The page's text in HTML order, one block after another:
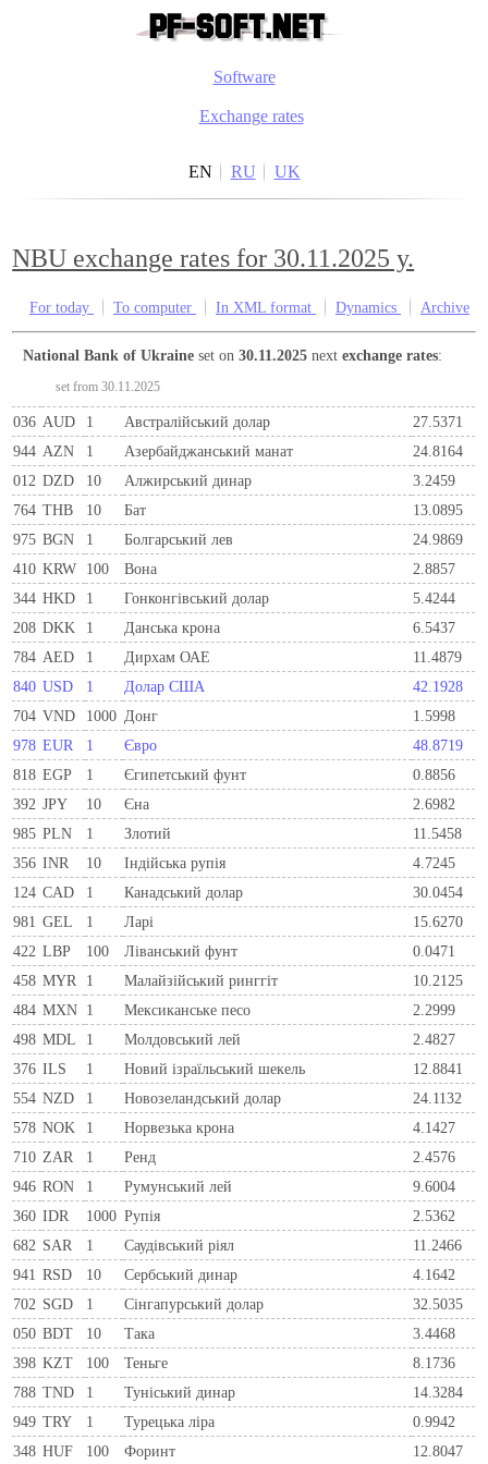
Software
Exchange rates
EN RU UK
NBU exchange rates for 30.11.2025 y.
For today To computer In XML format Dynamics Archive
National Bank of Ukraine set on30.11.2025 nextexchange rates:
set from 30.11.2025
036 AUD 1 Австралійський долар
27.5371
944 AZN 1 Азербайджанський манат
24.8164
012 DZD 10 Алжирський динар
3.2459
764 THB 10 Бат
13.0895
975 BGN 1 Болгарський лев
24.9869
410 KRW 100 Вона
2.8857
344 HKD 1 Гонконгівський долар
5.4244
208 DKK 1 Данська крона
6.5437
784 AED 1 Дирхам ОАЕ
11.4879
840 USD 1 Долар США
42.1928
704 VND 1000 Донг
1.5998
978 EUR 1 Євро
48.8719
818 EGP 1 Єгипетський фунт
0.8856
392 JPY 10 Єна
2.6982
985 PLN 1 Злотий
11.5458
356 INR 10 Індійська рупія
4.7245
124 CAD 1 Канадський долар
30.0454
981 GEL 1 Ларi
15.6270
422 LBP 100 Ліванський фунт
0.0471
458 MYR 1 Малайзійський ринггіт
10.2125
484 MXN 1 Мексиканське песо
2.2999
498 MDL 1 Молдовський лей
2.4827
376 ILS 1 Новий ізраїльський шекель
12.8841
554 NZD 1 Новозеландський долар
24.1132
578 NOK 1 Норвезька крона
4.1427
710 ZAR 1 Ренд
2.4576
946 RON 1 Румунський лей
9.6004
360 IDR 1000 Рупія
2.5362
682 SAR 1 Саудівський ріял
11.2466
941 RSD 10 Сербський динар
4.1642
702 SGD 1 Сінгапурський долар
32.5035
050 BDT 10 Така
3.4468
398 KZT 100 Теньге
8.1736
788 TND 1 Туніський динар
14.3284
949 TRY 1 Турецька ліра
0.9942
348 HUF 100 Форинт 12.8047